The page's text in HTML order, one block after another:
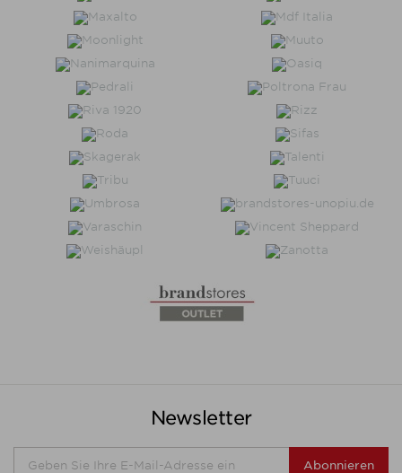
Newsletter
Abonnieren